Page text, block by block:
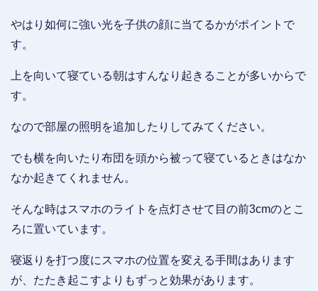
やはり如何に強い光を子供の顔に当てるかがポイントで
す。
上を向いて寝ている朝はすんなり起きることが多いからで
す。
なので部屋の照明を追加したりしてみてください。
でも横を向いたり布団を頭から被って寝ているときはなか
なか起きてくれません。
そんな時はスマホのライトを点灯させて目の前3cmのとこ
ろに置いています。
寝返りを打つ度にスマホの位置を変える手間はあります
が、たたき起こすよりもずっと効果があります。